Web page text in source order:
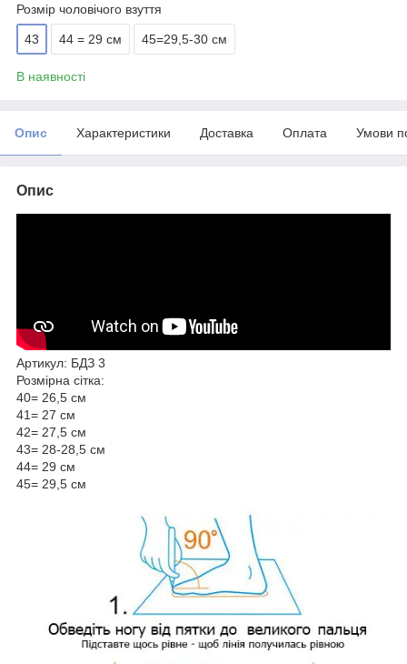
Розмір чоловічого взуття
43 44 = 29 см 45=29,5-30 см
В наявності
Опис Характеристики Доставка Оплата Умови
Опис
Артикул: БДЗ 3
Розмірна сітка:
40= 26,5 см
41= 27 см
42= 27,5 см
43= 28-28,5 см
44= 29 см
45= 29,5 см